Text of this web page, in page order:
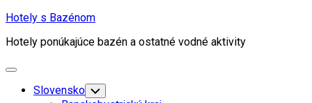
Skip
content
Hotely s Bazénom
Hotely ponúkajúce bazén a ostatné vodné aktivity
Expand
Slovensko Toggle
Child